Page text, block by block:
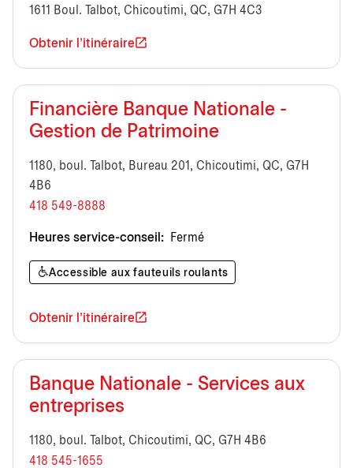
1611 Boul. Talbot, Chicoutimi, QC, G7H 4C3
Obtenir l'itinéraire
Financière Banque Nationale -
Gestion de Patrimoine
1180, boul. Talbot, Bureau 201, Chicoutimi, QC, G7H
4B6
418 549-8888
Heures service-conseil: Fermé
Accessible aux fauteuils roulants
Obtenir l'itinéraire
Banque Nationale - Services aux
entreprises
1180, boul. Talbot, Chicoutimi, QC, G7H 4B6
418 545-1655